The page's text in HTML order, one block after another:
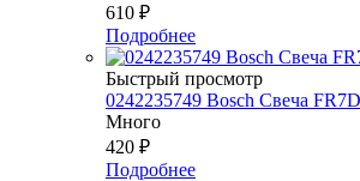
610 ₽
Подробнее
Быстрый просмотр
0242235749 Bosch Свеча
Много
420 ₽
Подробнее